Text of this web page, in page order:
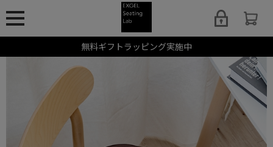
無料ギフトラッピング実施中